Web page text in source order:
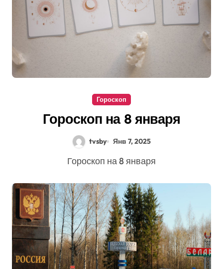
Гороскоп
Гороскоп на 8 января
tvsby Янв 7, 2025
Гороскоп на 8 января